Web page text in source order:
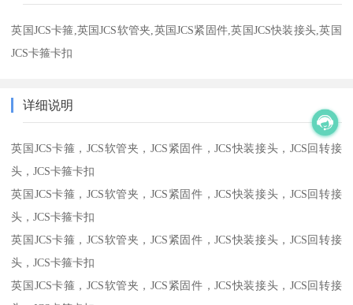
英国JCS卡箍,英国JCS软管夹,英国JCS紧固件,英国JCS快装接头,英国
JCS卡箍卡扣
详细说明
英国JCS卡箍，JCS软管夹，JCS紧固件，JCS快装接头，JCS回转接
头，JCS卡箍卡扣
英国JCS卡箍，JCS软管夹，JCS紧固件，JCS快装接头，JCS回转接
头，JCS卡箍卡扣
英国JCS卡箍，JCS软管夹，JCS紧固件，JCS快装接头，JCS回转接
头，JCS卡箍卡扣
英国JCS卡箍，JCS软管夹，JCS紧固件，JCS快装接头，JCS回转接